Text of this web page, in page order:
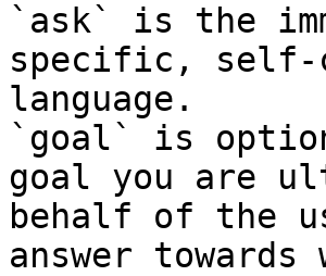
`ask` is the
specific, self-
language.
`goal` is
goal you are
behalf of the
answer